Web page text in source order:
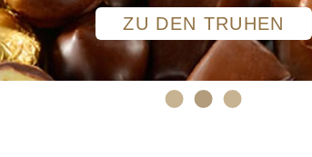
ZU DEN TRUHEN